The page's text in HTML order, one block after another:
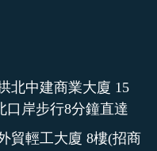
北中建商業大廈 15
口岸步行8分鐘直達
貿輕工大廈 8樓(招商